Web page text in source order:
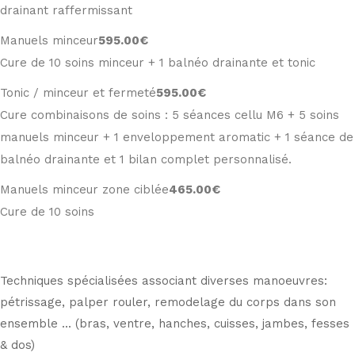
drainant raffermissant
Manuels minceur595.00€
Cure de 10 soins minceur + 1 balnéo drainante et tonic
Tonic / minceur et fermeté595.00€
Cure combinaisons de soins : 5 séances cellu M6 + 5 soins
manuels minceur + 1 enveloppement aromatic + 1 séance de
balnéo drainante et 1 bilan complet personnalisé.
Manuels minceur zone ciblée465.00€
Cure de 10 soins
Techniques spécialisées associant diverses manoeuvres:
pétrissage, palper rouler, remodelage du corps dans son
ensemble ... (bras, ventre, hanches, cuisses, jambes, fesses
& dos)